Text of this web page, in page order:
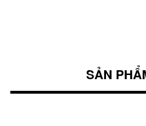
SẢN